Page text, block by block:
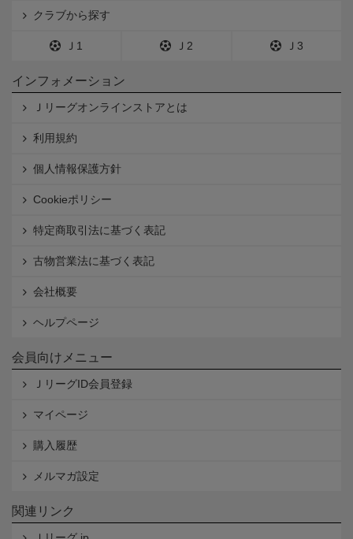
クラブから探す
Ｊ1 Ｊ2 Ｊ3
インフォメーション
Ｊリーグオンラインストアとは
利用規約
個人情報保護方針
Cookieポリシー
特定商取引法に基づく表記
古物営業法に基づく表記
会社概要
ヘルプページ
会員向けメニュー
ＪリーグID会員登録
マイページ
購入履歴
メルマガ設定
関連リンク